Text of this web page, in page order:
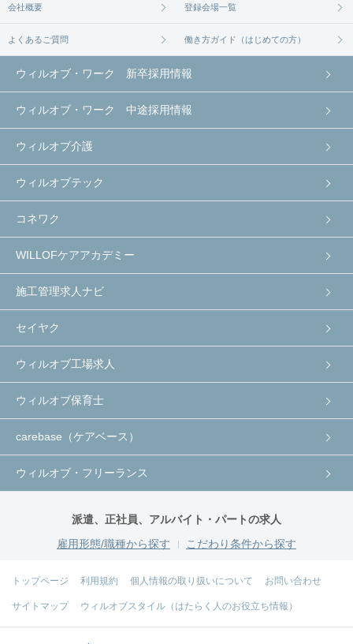
会社概要 登録会場一覧
よくあるご質問 働き方ガイド（はじめての方）
ウィルオブ・ワーク 新卒採用情報
ウィルオブ・ワーク 中途採用情報
ウィルオブ介護
ウィルオブテック
コネワク
WILLOFケアアカデミー
施工管理求人ナビ
セイヤク
ウィルオブ工場求人
ウィルオブ保育士
carebase（ケアベース）
ウィルオブ・フリーランス
派遣、正社員、アルバイト・パートの求人
雇用形態/職種から探す
こだわり条件から探す
トップページ 利用規約 個人情報の取り扱いについて お問い合わせ
サイトマップ ウィルオブスタイル（はたらく人のお役立ち情報）